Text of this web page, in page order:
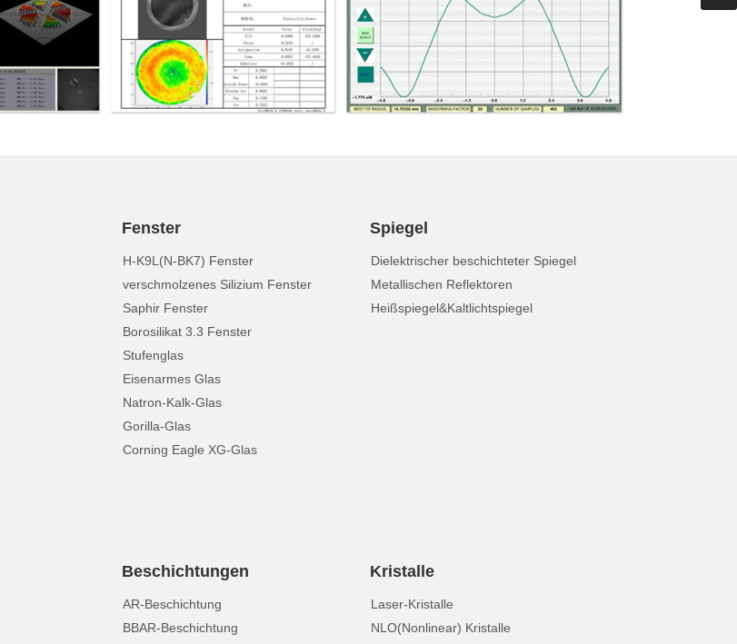
Fenster
H-K9L(N-BK7) Fenster
verschmolzenes Silizium Fenster
Saphir Fenster
Borosilikat 3.3 Fenster
Stufenglas
Eisenarmes Glas
Natron-Kalk-Glas
Gorilla-Glas
Corning Eagle XG-Glas
Spiegel
Dielektrischer beschichteter Spiegel
Metallischen Reflektoren
Heißspiegel&Kaltlichtspiegel
Beschichtungen
AR-Beschichtung
BBAR-Beschichtung
Kristalle
Laser-Kristalle
NLO(Nonlinear) Kristalle